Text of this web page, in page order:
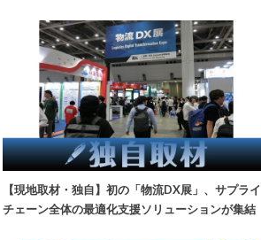
【現地取材・独自】初の「物流DX展」、サプライ
チェーン全体の最適化支援ソリューションが集結